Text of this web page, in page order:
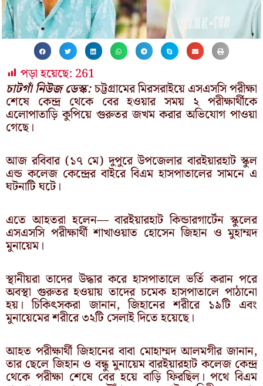
পড়া হয়েছে: 261
চাটগাঁ নিউজ ডেস্ক:চট্টগ্রামের মিরসরাইয়ে এসএসসি পরীক্ষা
শেষে কেন্দ্র থেকে বের হওয়ার সময় ২ পরীক্ষার্থীকে
এলোপাতাড়ি কুপিয়ে গুরুতর জখম করার অভিযোগ পাওয়া
গেছে।
আজ রবিবার (১৭ মে) দুপুরে উপজেলার বারইয়ারহাট স্কুল
এন্ড কলেজ কেন্দ্রের বাইরে বিএম হাসপাতালের সামনে এ
ঘটনাটি ঘটে।
এতে আহতরা হলেন— বারইয়ারহাট কিন্ডারগার্টেন স্কুলের
এসএসসি পরীক্ষার্থী শাখাওয়াত হোসেন জিহান ও মুহাম্মদ
মুনায়েম।
স্থানীয়রা তাদের উদ্ধার করে হাসপাতালে ভর্তি করান পরে
অবস্থা গুরুতর হওয়ায় তাদের চমেক হাসপাতালে পাঠানো
হয়। চিকিৎসকরা জানান, জিহানের শরীরে ১৯টি এবং
মুনায়েমের শরীরে ৩২টি সেলাই দিতে হয়েছে।
আহত পরীক্ষার্থী জিহানের বাবা মোহাম্মদ আলমগীর জানান,
তার ছেলে জিহান ও বন্ধু মুনায়েম বারইয়ারহাট কলেজ কেন্দ্র
থেকে পরীক্ষা শেষে বের হয়ে বাড়ি ফিরছিল। পথে বিএম